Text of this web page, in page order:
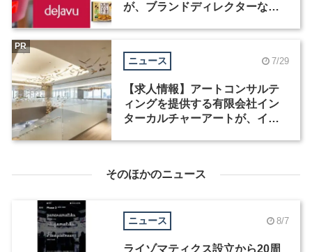
が、ブランドディレクターなど3
ニュース 7/29
【求人情報】アートコンサルテ
ィングを提供する有限会社イン
ターカルチャーアートが、イン
PR
そのほかのニュース
ニュース 8/7
ライゾマティクス設立から20周